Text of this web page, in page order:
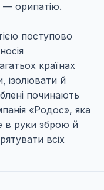
— орипатію.
поступово
країнах
ізолювати й
починають
«Родос», яка
в руки зброю й
всіх